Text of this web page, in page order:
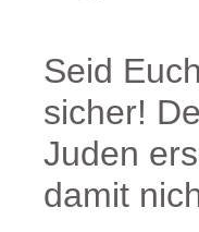
Seid
sicher!
Juden
damit